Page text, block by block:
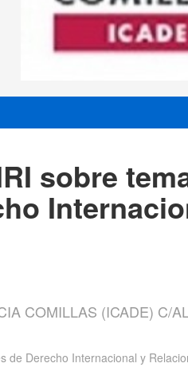
sobre
COMILLAS (ICADE) C/
de Derecho Internacional y